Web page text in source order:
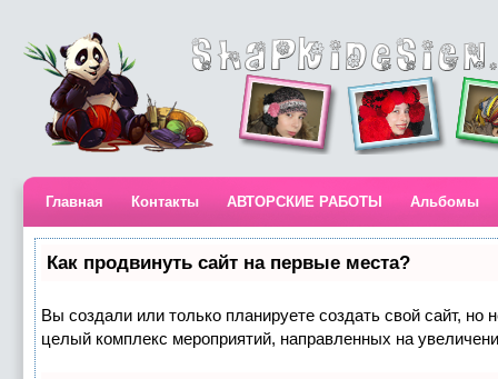
Главная Контакты АВТОРСКИЕ РАБОТЫ Альбомы
Как продвинуть сайт на первые места?
Вы создали или только планируете создать свой сайт, но
целый комплекс мероприятий, направленных на